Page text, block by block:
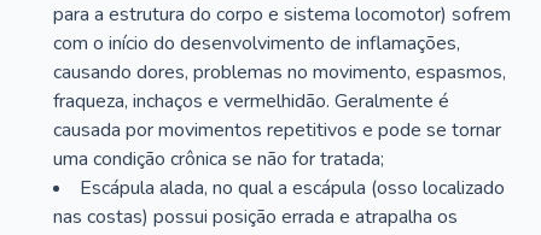
para a estrutura do corpo e sistema locomotor) sofrem
com o início do desenvolvimento de inflamações,
causando dores, problemas no movimento, espasmos,
fraqueza, inchaços e vermelhidão. Geralmente é
causada por movimentos repetitivos e pode se tornar
uma condição crônica se não for tratada;
Escápula alada, no qual a escápula (osso localizado
nas costas) possui posição errada e atrapalha os